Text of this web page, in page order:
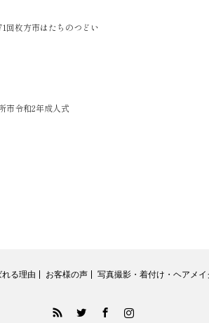
回枚方市はたちのつどい
市令和2年成人式
る理由 お客様の声 写真撮影・着付け・ヘアメイ
FacebookInstagram